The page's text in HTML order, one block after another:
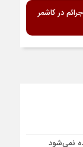
در کاشمر
نمی‌شود